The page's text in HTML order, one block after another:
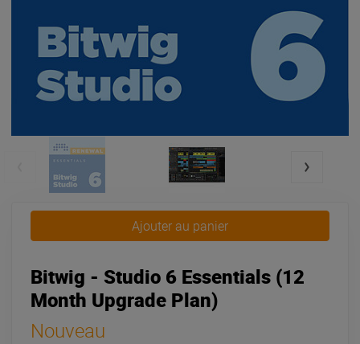
Ajouter au panier
Bitwig - Studio 6 Essentials (12
Month Upgrade Plan)
Nouveau